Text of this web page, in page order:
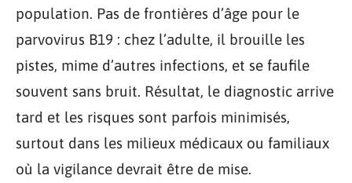
population. Pas de frontières d’âge pour le
parvovirus B19 : chez l’adulte, il brouille les
pistes, mime d’autres infections, et se faufile
souvent sans bruit. Résultat, le diagnostic arrive
tard et les risques sont parfois minimisés,
surtout dans les milieux médicaux ou familiaux
où la vigilance devrait être de mise.